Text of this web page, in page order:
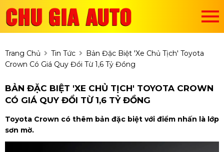
Trang Chủ Tin Tức
Bản Đặc Biệt 'Xe Chủ Tịch' Toyota
Crown Có Giá Quy Đổi Từ 1,6 Tỷ Đồng
BẢN ĐẶC BIỆT 'XE CHỦ TỊCH' TOYOTA CROWN
CÓ GIÁ QUY ĐỔI TỪ 1,6 TỶ ĐỒNG
Toyota Crown có thêm bản đặc biệt với điểm nhấn là lớp
sơn mờ.